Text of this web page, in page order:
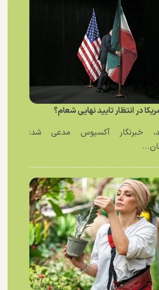
در انتظار تایید نهایی شعام؟
خبرنگار آکسیوس مدعی شد: